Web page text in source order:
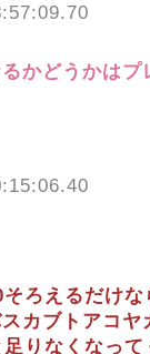
かどうかは
ろえるだけな
カブトアコヤ
りなくなって